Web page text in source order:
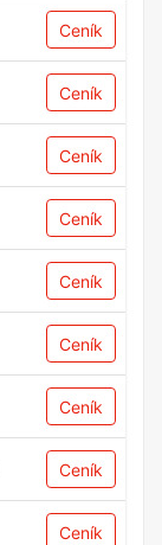
Ceník
Ceník
Ceník
Ceník
Ceník
Ceník
Ceník
Ceník
Ceník